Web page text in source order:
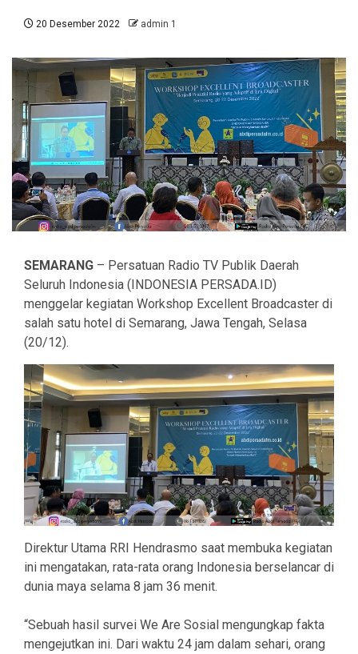
20 Desember 2022 admin 1
SEMARANG – Persatuan Radio TV Publik Daerah
Seluruh Indonesia (INDONESIA PERSADA.ID)
menggelar kegiatan Workshop Excellent Broadcaster di
salah satu hotel di Semarang, Jawa Tengah, Selasa
(20/12).
Direktur Utama RRI Hendrasmo saat membuka kegiatan
ini mengatakan, rata-rata orang Indonesia berselancar di
dunia maya selama 8 jam 36 menit.
“Sebuah hasil survei We Are Sosial mengungkap fakta
mengejutkan ini. Dari waktu 24 jam dalam sehari, orang